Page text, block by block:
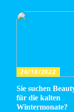
26/10/2022
Sie suchen
für die kalten
Wintermonate?